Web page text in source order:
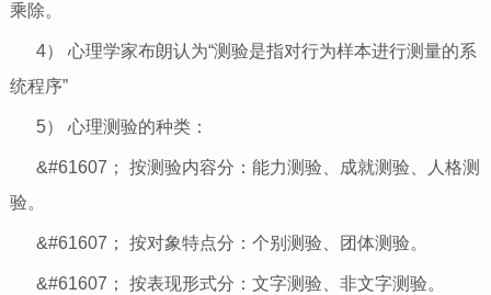
乘除。
4） 心理学家布朗认为“测验是指对行为样本进行测量的系
统程序”
5） 心理测验的种类：
&#61607； 按测验内容分：能力测验、成就测验、人格测
验。
&#61607； 按对象特点分：个别测验、团体测验。
&#61607； 按表现形式分：文字测验、非文字测验。